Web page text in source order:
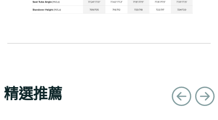
精選推薦